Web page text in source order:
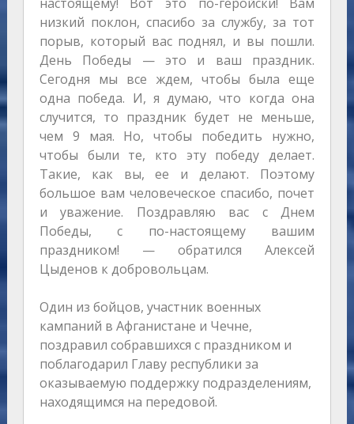
низкий поклон, спасибо за службу, за тот
порыв, который вас поднял, и вы пошли.
День Победы — это и ваш праздник.
Сегодня мы все ждем, чтобы была еще
одна победа. И, я думаю, что когда она
случится, то праздник будет не меньше,
чем 9 мая. Но, чтобы победить нужно,
чтобы были те, кто эту победу делает.
Такие, как вы, ее и делают. Поэтому
большое вам человеческое спасибо, почет
и уважение. Поздравляю вас с Днем
Победы, с по-настоящему вашим
праздником! — обратился Алексей
Цыденов к добровольцам.
Один из бойцов, участник военных
кампаний в Афганистане и Чечне,
поздравил собравшихся с праздником и
поблагодарил Главу республики за
оказываемую поддержку подразделениям,
находящимся на передовой.